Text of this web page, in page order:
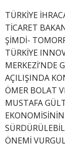
TÜRKİYE
TİCARET
ŞİMDİ-
TÜRKİYE
MERKEZİ’NDE
AÇILIŞINDA
ÖMER BOLAT
MUSTAFA
ÖNEMİ